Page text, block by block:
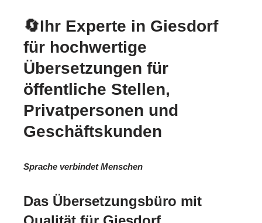
🔄Ihr Experte in Giesdorf
für hochwertige
Übersetzungen für
öffentliche Stellen,
Privatpersonen und
Geschäftskunden
Sprache verbindet Menschen
Das Übersetzungsbüro mit